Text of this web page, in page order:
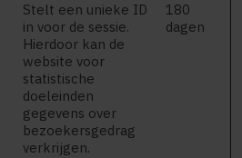
Stelt een unieke ID
in voor de sessie.
Hierdoor kan de
website voor
statistische
doeleinden
gegevens over
bezoekersgedrag
verkrijgen.
180
dagen